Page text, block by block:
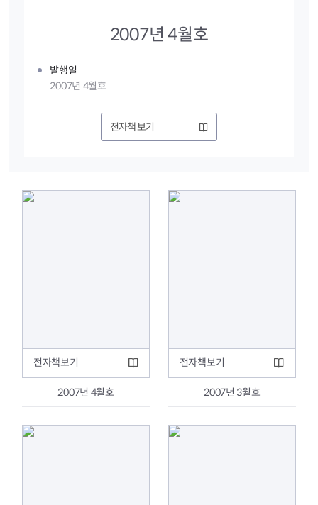
2007년 4월호
발행일
2007년 4월호
전자책 보기
전자책보기
2007년 4월호
전자책보기
2007년 3월호